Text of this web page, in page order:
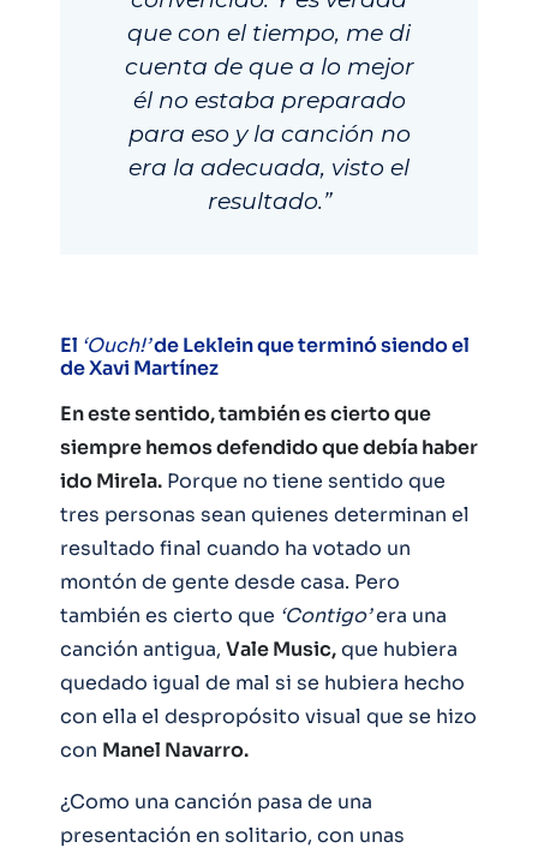
que con el tiempo, me di
cuenta de que a lo mejor
él no estaba preparado
para eso y la canción no
era la adecuada, visto el
resultado.”
El ‘Ouch!’de Leklein que terminó siendo el
de Xavi Martínez
En este sentido, también es cierto que
siempre hemos defendido que debía haber
ido Mirela. Porque no tiene sentido que
tres personas sean quienes determinan el
resultado final cuando ha votado un
montón de gente desde casa. Pero
también es cierto que ‘Contigo’era una
canción antigua, Vale Music,que hubiera
quedado igual de mal si se hubiera hecho
con ella el despropósito visual que se hizo
con Manel Navarro.
¿Como una canción pasa de una
presentación en solitario, con unas